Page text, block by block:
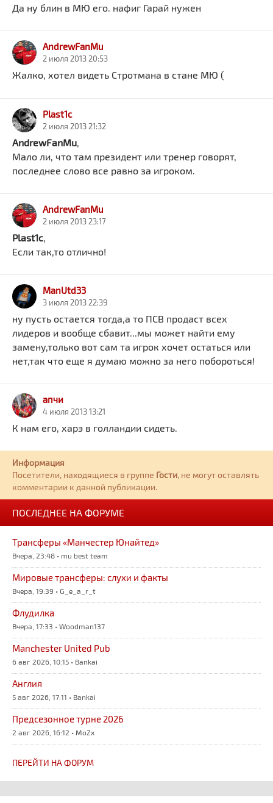
Да ну блин в МЮ его. нафиг Гарай нужен
AndrewFanMu
2 июля 2013 20:53
Жалко, хотел видеть Стротмана в стане МЮ (
Plast1c
2 июля 2013 21:32
AndrewFanMu
Мало ли, что там президент или тренер говорят,
последнее слово все равно за игроком.
AndrewFanMu
2 июля 2013 23:17
Plast1c
Если так,то отлично!
ManUtd33
3 июля 2013 22:39
ну пусть остается тогда,а то ПСВ продаст всех
лидеров и вообще сбавит...мы может найти ему
замену,только вот сам та игрок хочет остаться или
нет,так что еще я думаю можно за него побороться!
апчи
4 июля 2013 13:21
К нам его, харэ в голландии сидеть.
Информация
Посетители, находящиеся в группе Гости, не могут оставлять
комментарии к данной публикации.
ПОСЛЕДНЕЕ НА ФОРУМЕ
Трансферы «Манчестер Юнайтед»
Вчера, 23:48 • mu best team
Мировые трансферы: слухи и факты
Вчера, 19:39 • G_e_a_r_t
Флудилка
Вчера, 17:33 • Woodman137
Manchester United Pub
6 авг 2026, 10:15 • Bankai
Англия
5 авг 2026, 17:11 • Bankai
Предсезонное турне 2026
2 авг 2026, 16:12 • MoZx
ПЕРЕЙТИ НА ФОРУМ